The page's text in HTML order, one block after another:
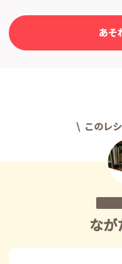
あそ
このレ
なが